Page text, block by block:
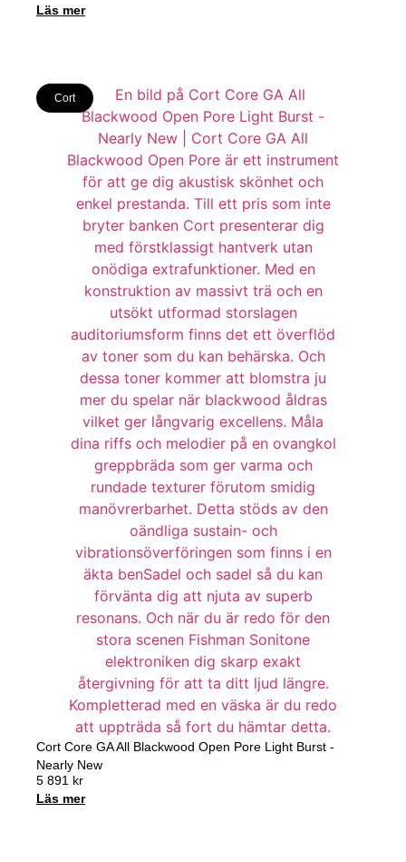
Läs mer
Cort
Cort Core GA All Blackwood Open Pore Light Burst -
Nearly New
5 891 kr
Läs mer